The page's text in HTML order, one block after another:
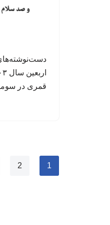
قمری در
1
2